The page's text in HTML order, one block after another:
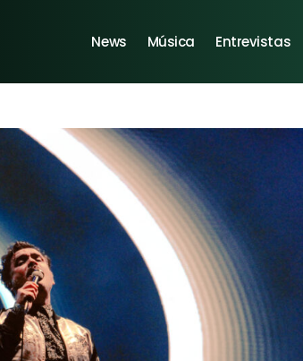
News Música Entrevistas